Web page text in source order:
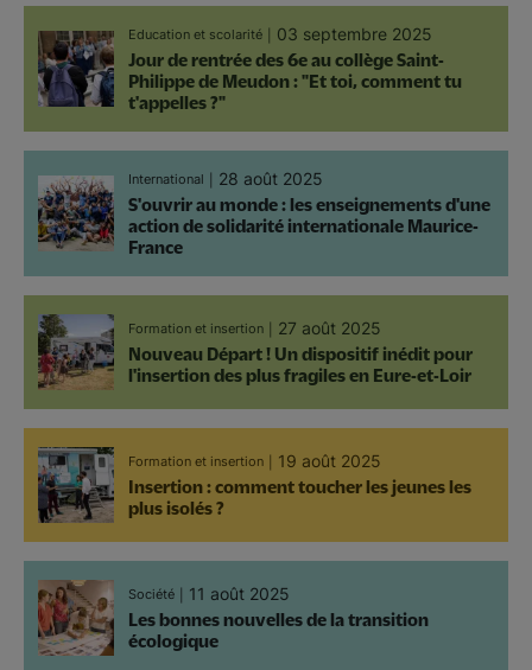
Education et scolarité 03 septembre 2025
Jour de rentrée des 6e au collège Saint-
Philippe de Meudon : "Et toi, comment tu
t'appelles ?"
International 28 août 2025
S'ouvrir au monde : les enseignements d'une
action de solidarité internationale Maurice-
France
Formation et insertion 27 août 2025
Nouveau Départ ! Un dispositif inédit pour
l'insertion des plus fragiles en Eure-et-Loir
Formation et insertion 19 août 2025
Insertion : comment toucher les jeunes les
plus isolés ?
Société 11 août 2025
Les bonnes nouvelles de la transition
écologique